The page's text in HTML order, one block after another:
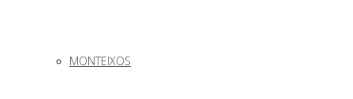
MONTEIXOS